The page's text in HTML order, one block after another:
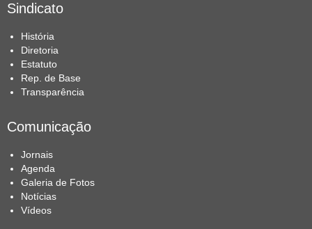
Sindicato
História
Diretoria
Estatuto
Rep. de Base
Transparência
Comunicação
Jornais
Agenda
Galeria de Fotos
Notícias
Vídeos